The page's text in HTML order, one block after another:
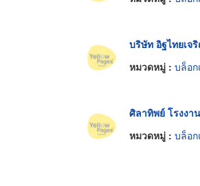
บริษัท อิฐไทยเจ
หมวดหมู่ : บล็อ
ศิลาทิพย์ โรงงาน
หมวดหมู่ : บล็อ